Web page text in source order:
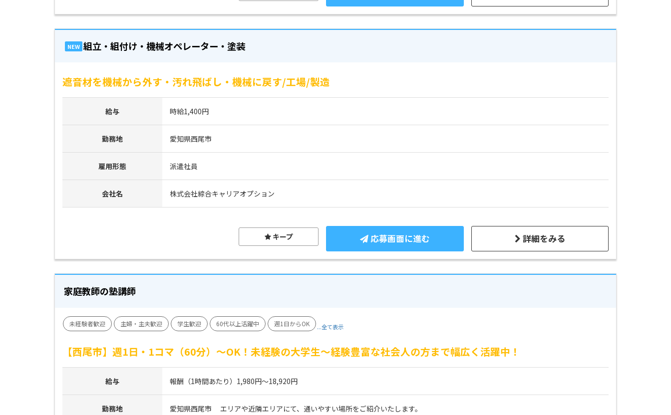
NEW 組立・組付け・機械オペレーター・塗装
遮音材を機械から外す・汚れ飛ばし・機械に戻す/工場/製造
給与 時給1,400円
勤務地 愛知県西尾市
雇用形態 派遣社員
会社名 株式会社綜合キャリアオプション
詳細をみる
応募画面に進む
キープ
家庭教師の塾講師
未経験者歓迎 主婦・主夫歓迎 学生歓迎 60代以上活躍中 週1日からOK ...全て表示
【西尾市】週1日・1コマ（60分）～OK！未経験の大学生～経験豊富な社会人の方まで幅広く活躍中！
給与 報酬（1時間あたり）1,980円～18,920円
勤務地 愛知県西尾市　 エリアや近隣エリアにて、通いやすい場所をご紹介いたします。